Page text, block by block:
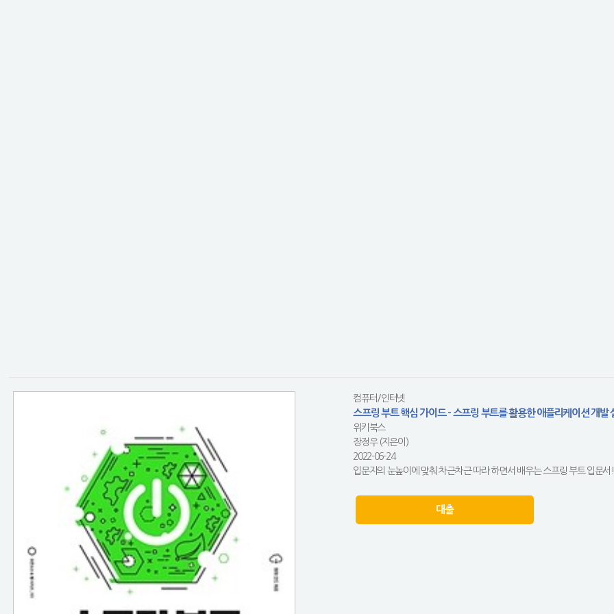
컴퓨터/인터넷
스프링 부트 핵심 가이드 - 스프링 부트를 활용한 애플리케이션 개발
위키북스
장정우 (지은이)
2022-06-24
입문자의 눈높이에 맞춰 차근차근 따라 하면서 배우는 스프링 부트 입문
대출